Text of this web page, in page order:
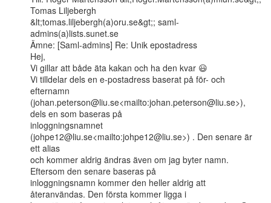
Tomas Liljebergh
&lt;tomas.liljebergh(a)oru.se&gt;; saml-
admins(a)lists.sunet.se
Ämne: [Saml-admins] Re: Unik epostadress
Hej,
Vi gillar att både äta kakan och ha den kvar 😃
Vi tilldelar dels en e-postadress baserat på för- och
efternamn
(johan.peterson@liu.se<mailto:johan.peterson@liu.se>),
dels en som baseras på
inloggningsnamnet
(johpe12@liu.se<mailto:johpe12@liu.se>) . Den senare är
ett alias
och kommer aldrig ändras även om jag byter namn.
Eftersom den senare baseras på
inloggningsnamn kommer den heller aldrig att
återanvändas. Den första kommer ligga i